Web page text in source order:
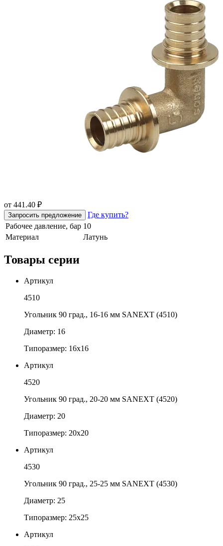
от 441.40 ₽
Запросить предложение
Где купить?
Рабочее давление, бар 10
Материал
Латунь
Товары серии
Артикул
4510
Угольник 90 град., 16-16 мм SANEXT (4510)
Диаметр: 16
Типоразмер: 16х16
Артикул
4520
Угольник 90 град., 20-20 мм SANEXT (4520)
Диаметр: 20
Типоразмер: 20х20
Артикул
4530
Угольник 90 град., 25-25 мм SANEXT (4530)
Диаметр: 25
Типоразмер: 25х25
Артикул